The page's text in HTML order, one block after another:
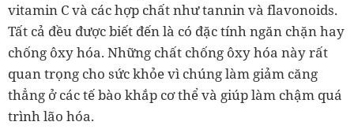
vitamin C và các hợp chất như tannin và flavonoids.
Tất cả đều được biết đến là có đặc tính ngăn chặn hay
chống ôxy hóa. Những chất chống ôxy hóa này rất
quan trọng cho sức khỏe vì chúng làm giảm căng
thẳng ở các tế bào khắp cơ thể và giúp làm chậm quá
trình lão hóa.